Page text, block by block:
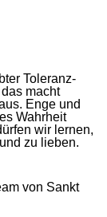
Toleranz-
macht
Enge und
Wahrheit
wir lernen,
zu lieben.
von Sankt